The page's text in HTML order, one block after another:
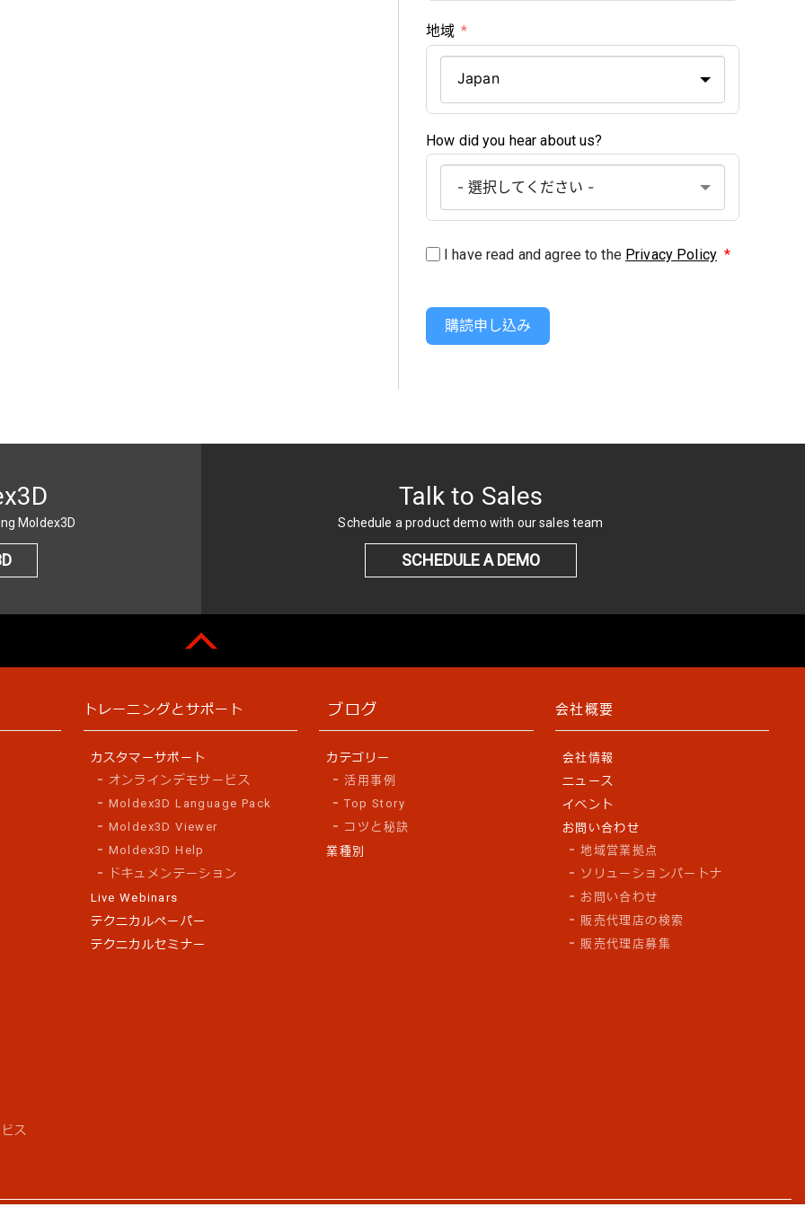
地域
Japan
How did you hear about us?
I have read and agree to the Privacy Policy *
購読申し込み
Moldex3D
Talk to Sales
Schedule a product demo with our sales team
SCHEDULE A DEMO
ス
トレーニングとサポート
カスタマーサポート
オンラインデモサービス
Moldex3D Language Pack
Moldex3D Viewer
Moldex3D Help
ドキュメンテーション
Live Webinars
テクニカルペーパー
テクニカルセミナー
ブログ
カテゴリー
活用事例
Top Story
コツと秘訣
業種別
会社概要
会社情報
ニュース
イベント
お問い合わせ
地域営業拠点
ソリューションパートナ
お問い合わせ
販売代理店の検索
販売代理店募集